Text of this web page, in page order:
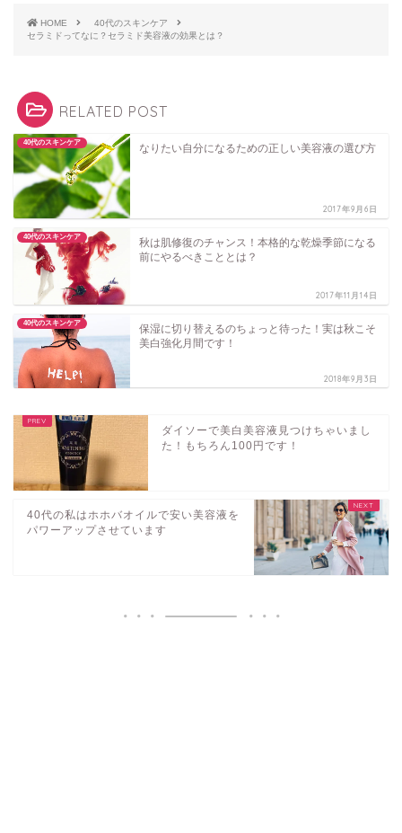
HOME
40代のスキンケア
セラミドってなに？セラミド美容液の効果とは？
RELATED POST
40代のスキンケア なりたい自分になるための正しい美容液の選び方
2017年9月6日
40代のスキンケア
秋は肌修復のチャンス！本格的な乾燥季節になる
前にやるべきこととは？
2017年11月14日
40代のスキンケア
保湿に切り替えるのちょっと待った！実は秋こそ
美白強化月間です！
2018年9月3日
ダイソーで美白美容液見つけちゃいまし
た！もちろん100円です！
40代の私はホホバオイルで安い美容液を
パワーアップさせています